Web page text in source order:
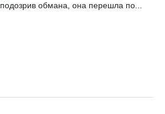
обмана, она перешла по...